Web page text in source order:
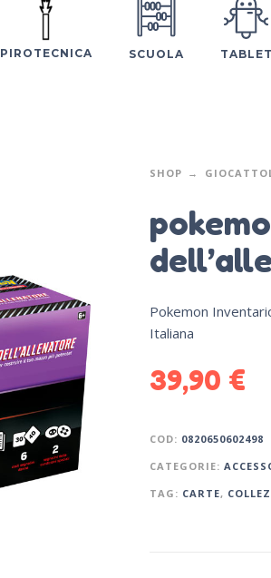
PIROTECNICA SCUOLA TABLET
SHOP
Pokemon
Italiana
39,90 €
COD: 0820650602498
CATEGORIE:
TAG: CARTE,